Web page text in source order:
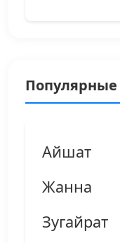
Айшат
Жанна
Зугайрат